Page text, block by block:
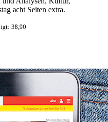
acht Seiten extra.
38,90